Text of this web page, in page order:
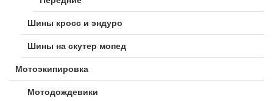
Шины кросс и эндуро
Шины на скутер мопед
Мотоэкипировка
Мотодождевики